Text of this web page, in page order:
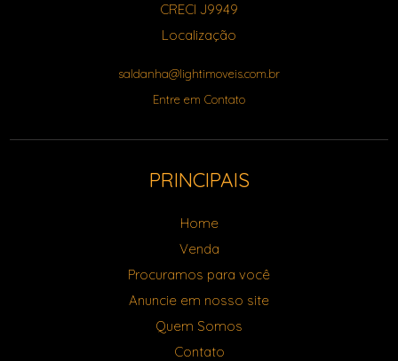
CRECI J9949
Localização
saldanha@lightimoveis.com.br
Entre em Contato
PRINCIPAIS
Home
Venda
Procuramos para você
Anuncie em nosso site
Quem Somos
Contato